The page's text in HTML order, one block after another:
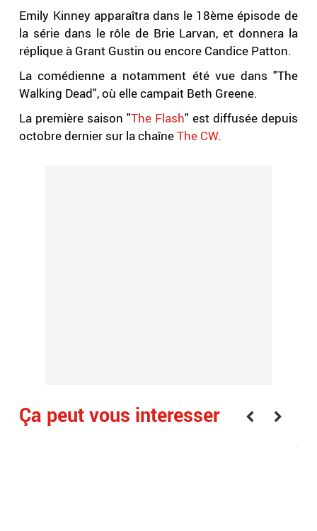
Emily Kinney apparaîtra dans le 18ème épisode de
la série dans le rôle de Brie Larvan, et donnera la
réplique à Grant Gustin ou encore Candice Patton.
La comédienne a notamment été vue dans "The
Walking Dead", où elle campait Beth Greene.
La première saison "The Flash" est diffusée depuis
octobre dernier sur la chaîneThe CW.
Ça peut vous interesser